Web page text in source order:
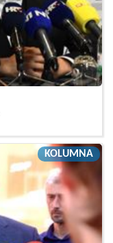
KOLUMNA